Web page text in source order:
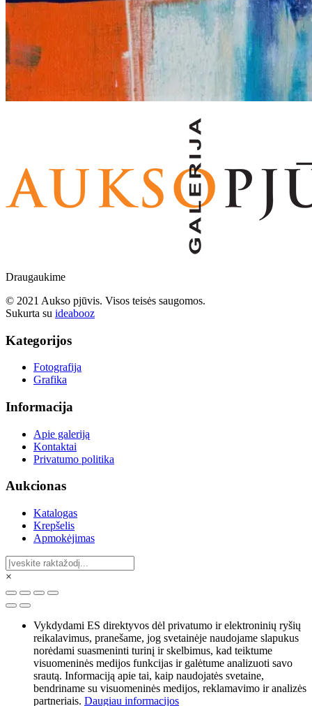
Draugaukime
© 2021 Aukso pjūvis. Visos teisės saugomos.
Sukurta su ideabooz
Kategorijos
Fotografija
Grafika
Informacija
Apie galeriją
Kontaktai
Privatumo politika
Aukcionas
Katalogas
Krepšelis
Apmokėjimas
×
Vykdydami ES direktyvos dėl privatumo ir elektroninių ryšių
reikalavimus, pranešame, jog svetainėje naudojame slapukus
norėdami suasmeninti turinį ir skelbimus, kad teiktume
visuomeninės medijos funkcijas ir galėtume analizuoti savo
srautą. Informaciją apie tai, kaip naudojatės svetaine,
bendriname su visuomeninės medijos, reklamavimo ir analizės
partneriais. Daugiau informacijos